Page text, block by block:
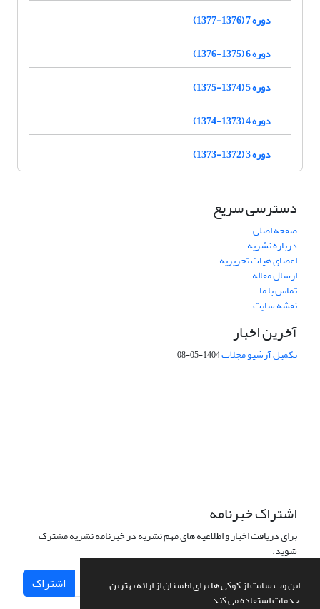
این وب سایت از کوکی ها برای اطمینان از ارائه بهترین
خدمات استفاده می کند.
دوره 7 (1376-1377)
دوره 6 (1375-1376)
دوره 5 (1374-1375)
دوره 4 (1373-1374)
دوره 3 (1372-1373)
دسترسی سریع
صفحه اصلی
درباره نشریه
اعضای هیات تحریریه
ارسال مقاله
تماس با ما
نقشه سایت
آخرین اخبار
تکمیل آرشیو مجلات1404-05-08
اشتراک خبرنامه
برای دریافت اخبار و اطلاعیه های مهم نشریه در خبرنامه نشریه مشترک
شوید.
اشتراک